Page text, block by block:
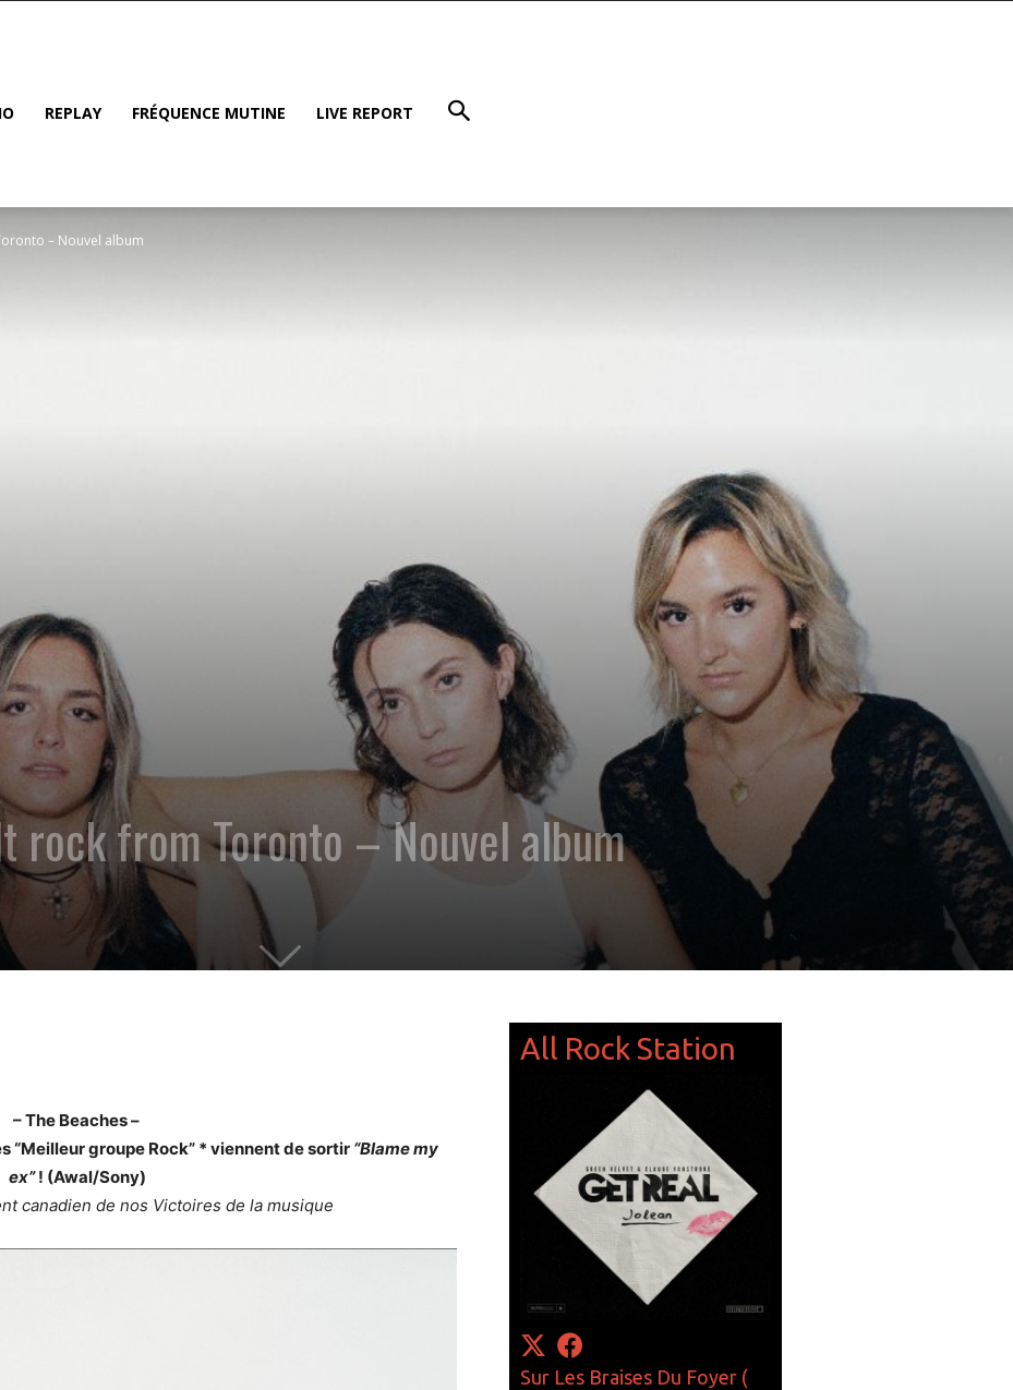
REPLAY FRÉQUENCE MUTINE LIVE REPORT
– Nouvel album
rock from Toronto – Nouvel album
– The Beaches –
“Meilleur groupe Rock” * viennent de sortir “Blame my
ex”! (Awal/Sony)
canadien de nos Victoires de la musique